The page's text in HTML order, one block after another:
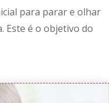
para parar e olhar
Este é o objetivo do